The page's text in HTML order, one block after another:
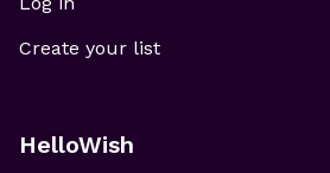
Create your list
HelloWish